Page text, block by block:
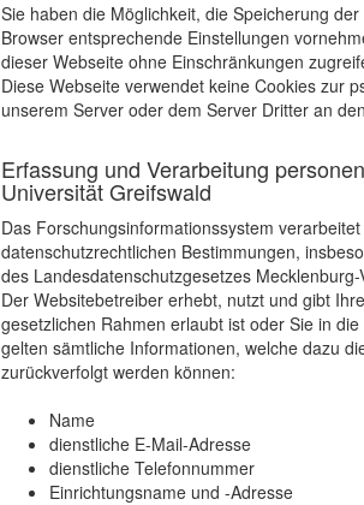
Sie haben die Möglichkeit, die Speicherung
Browser entsprechende Einstellungen
dieser Webseite ohne Einschränkungen
Diese Webseite verwendet keine Cookies zur
unserem Server oder dem Server Dritter an
Erfassung und Verarbeitung
Universität Greifswald
Das Forschungsinformationssystem
datenschutzrechtlichen Bestimmungen,
des Landesdatenschutzgesetzes
Der Websitebetreiber erhebt, nutzt und gibt
gesetzlichen Rahmen erlaubt ist oder Sie in
gelten sämtliche Informationen, welche dazu
zurückverfolgt werden können:
Name
dienstliche E-Mail-Adresse
dienstliche Telefonnummer
Einrichtungsname und -Adresse